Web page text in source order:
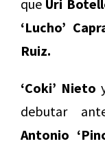
que Uri
‘Lucho’
Ruiz.
‘Coki’ Nieto
debutar
Antonio